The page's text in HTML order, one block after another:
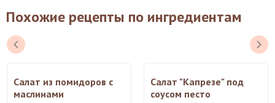
Похожие рецепты по ингредиентам
Салат из помидоров с
маслинами
Салат "Капрезе" под
соусом песто